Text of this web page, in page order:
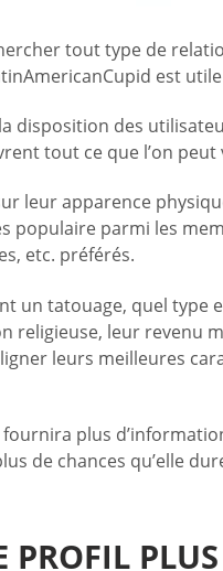
tout type de
est
des
tout ce que l’on
leur apparence
parmi les
etc. préférés.
un tatouage, quel
leur revenu
leurs meilleures
plus
de chances qu’elle
PROFIL